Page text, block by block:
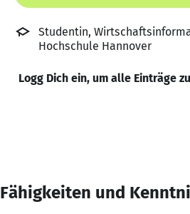
Studentin,
Hochschule Hannover
Logg Dich ein, um alle Einträge
Fähigkeiten und